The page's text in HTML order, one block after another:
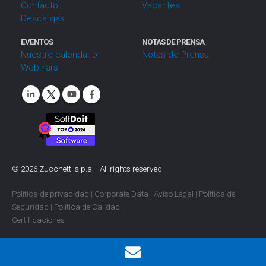
Contacto
Descargas
Vacantes
EVENTOS
Nuestro calendario
Webinars
NOTAS DE PRENSA
Notas de Prensa
© 2026 Zucchetti s.p.a. - All rights reserved
Política de privacidad | Corporate Data | Aviso Legal | Política de
Seguridad | Política de Calidad
Certificaciones